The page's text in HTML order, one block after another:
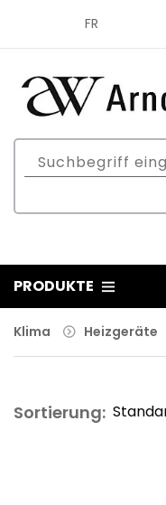
FR
PRODUKTE
Klima Heizgeräte
Sortierung: